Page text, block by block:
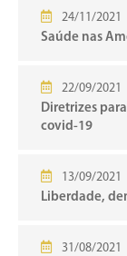
24/11/2021
Saúde nas
22/09/2021
Diretrizes
covid-19
13/09/2021
Liberdade,
31/08/2021